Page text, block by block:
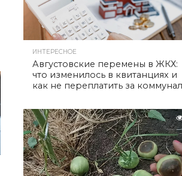
ИНТЕРЕСНОЕ
Августовские перемены в ЖКХ:
что изменилось в квитанциях и
как не переплатить за